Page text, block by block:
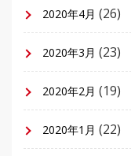
2020年4月 (26)
2020年3月 (23)
2020年2月 (19)
2020年1月 (22)